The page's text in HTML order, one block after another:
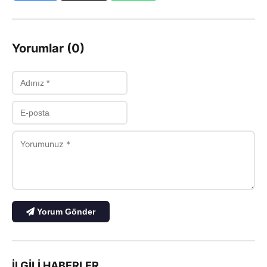
Yorumlar (0)
Yorum Gönder